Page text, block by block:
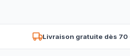
Livraison gratuite dès